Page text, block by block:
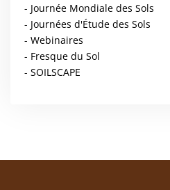
- Journée Mondiale des Sols
- Journées d'Étude des Sols
- Webinaires
- Fresque du Sol
- SOILSCAPE